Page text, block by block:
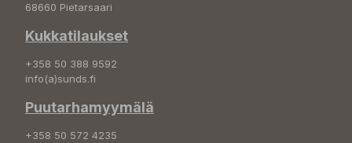
68660 Pietarsaari
Kukkatilaukset
+358 50 388 9592
info(a)sunds.fi
Puutarhamyymälä
+358 50 572 4235